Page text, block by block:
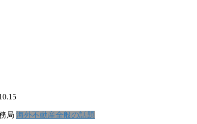
局 海外不動産全般の話題